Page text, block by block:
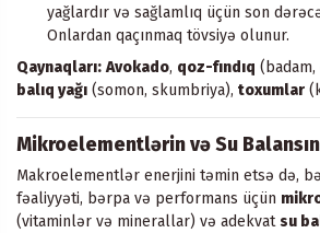
yağlardır və sağlamlıq üçün son
Onlardan qaçınmaq tövsiyə olunur.
Qaynaqları: Avokado, qoz-fındıq (badam,
balıq yağı (somon, skumbriya), toxumlar
Mikroelementlərin və Su
Makroelementlər enerjini təmin etsə də,
fəaliyyəti, bərpa və performans üçün
(vitaminlər və minerallar) və adekvatsu